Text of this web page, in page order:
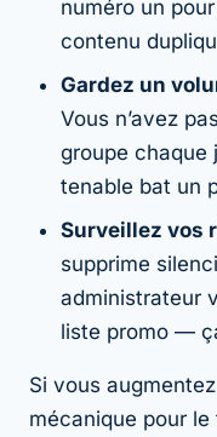
numéro un
contenu
Gardez un
Vous n’avez
groupe chaque
tenable bat un
Surveillez vos
supprime
administrateur
liste promo —
Si vous
mécanique pour